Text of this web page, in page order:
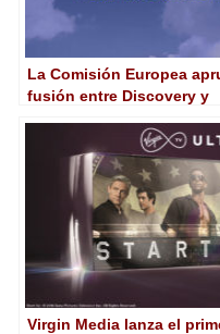
La Comisión Europea
fusión entre Discovery y
Virgin Media lanza el